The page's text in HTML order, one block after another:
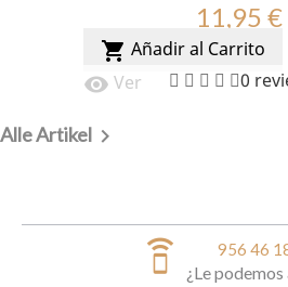
0
11,95 €
shopping_cart Añadir al Carrito
visibility Ver
Alle Artikel 
speaker_phone 956 46
¿Le podemos